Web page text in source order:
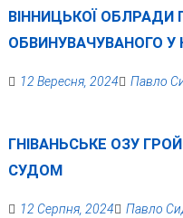
ВІННИЦЬКОЇ
ОБВИНУВАЧУВАНОГО У
12 Вересня, 2024 Павло
ГНІВАНЬСЬКЕ ОЗУ
СУДОМ
12 Серпня, 2024 Павло